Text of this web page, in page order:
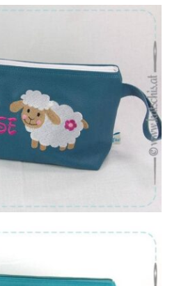
Von:€53.19